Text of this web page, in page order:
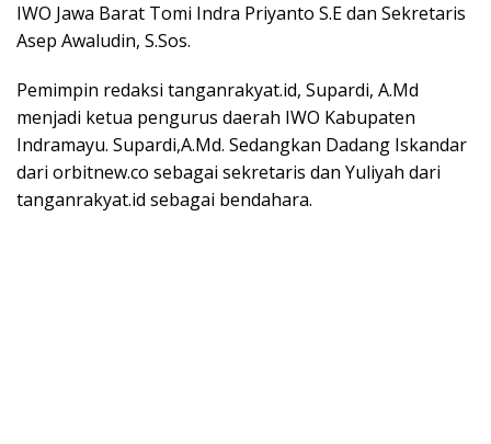
IWO Jawa Barat Tomi Indra Priyanto S.E dan Sekretaris
Asep Awaludin, S.Sos.
Pemimpin redaksi tanganrakyat.id, Supardi, A.Md
menjadi ketua pengurus daerah IWO Kabupaten
Indramayu. Supardi,A.Md. Sedangkan Dadang Iskandar
dari orbitnew.co sebagai sekretaris dan Yuliyah dari
tanganrakyat.id sebagai bendahara.